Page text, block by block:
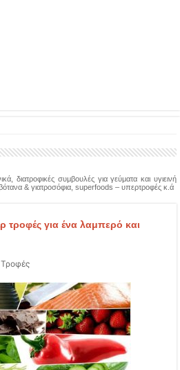
διατροφικές συμβουλές για γεύματα και υγιεινή
βότανα & γιατροσόφια, superfoods – υπερτροφές κ.ά
τροφές για ένα λαμπερό και